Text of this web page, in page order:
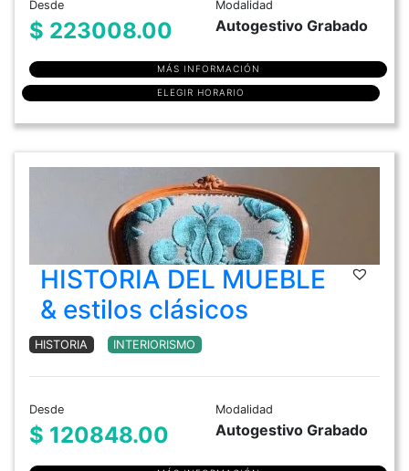
Desde
$ 223008.00
Modalidad
Autogestivo Grabado
MÁS INFORMACIÓN
ELEGIR HORARIO
HISTORIA DEL MUEBLE
& estilos clásicos
HISTORIA INTERIORISMO
Desde
$ 120848.00
Modalidad
Autogestivo Grabado